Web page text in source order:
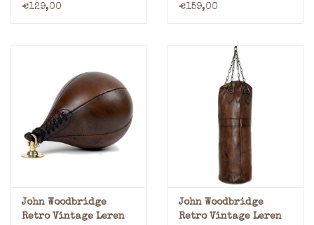
Bokshandschoenen
€129,00
Bokshelm
€159,00
John Woodbridge
Retro Vintage Leren
John Woodbridge
Retro Vintage Leren